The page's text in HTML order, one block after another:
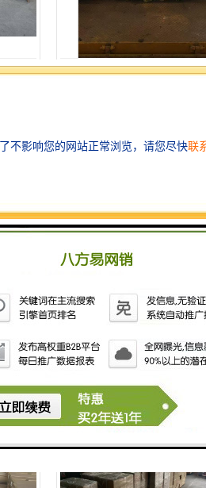
佛山发往欧洲国际物流多少钱
中山发往美洲国际物流报价